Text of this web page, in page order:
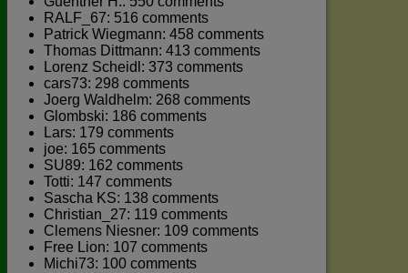
RALF_67: 516 comments
Patrick Wiegmann: 458 comments
Thomas Dittmann: 413 comments
Lorenz Scheidl: 373 comments
cars73: 298 comments
Joerg Waldhelm: 268 comments
Glombski: 186 comments
Lars: 179 comments
joe: 165 comments
SU89: 162 comments
Totti: 147 comments
Sascha KS: 138 comments
Christian_27: 119 comments
Clemens Niesner: 109 comments
Free Lion: 107 comments
Michi73: 100 comments